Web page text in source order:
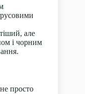
але
і чорним
просто